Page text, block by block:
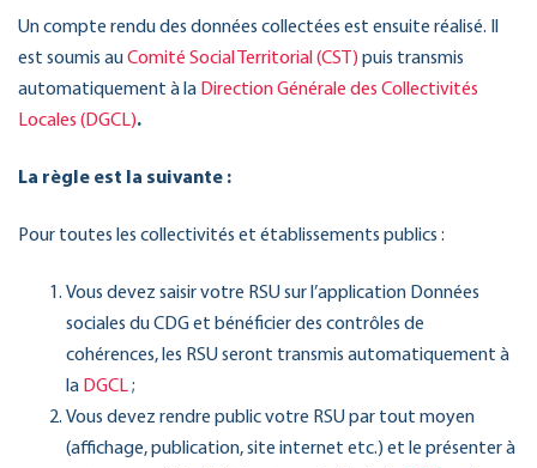
Un compte rendu des données collectées est ensuite réalisé. Il
est soumis auComité Social Territorial (CST) puis transmis
automatiquement à la Direction Générale des Collectivités
Locales (DGCL).
La règle est la suivante :
Pour toutes les collectivités et établissements publics :
Vous devez saisir votre RSU sur l’application Données
sociales du CDG et bénéficier des contrôles de
cohérences, les RSU seront transmis automatiquement à
la DGCL;
Vous devez rendre public votre RSU par tout moyen
(affichage, publication, site internet etc.) et le présenter à